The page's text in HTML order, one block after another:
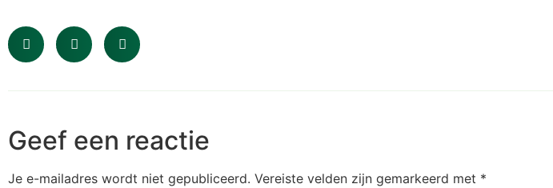
Geef een reactie
Je e-mailadres wordt niet gepubliceerd. Vereiste velden zijn gemarkeerd met *